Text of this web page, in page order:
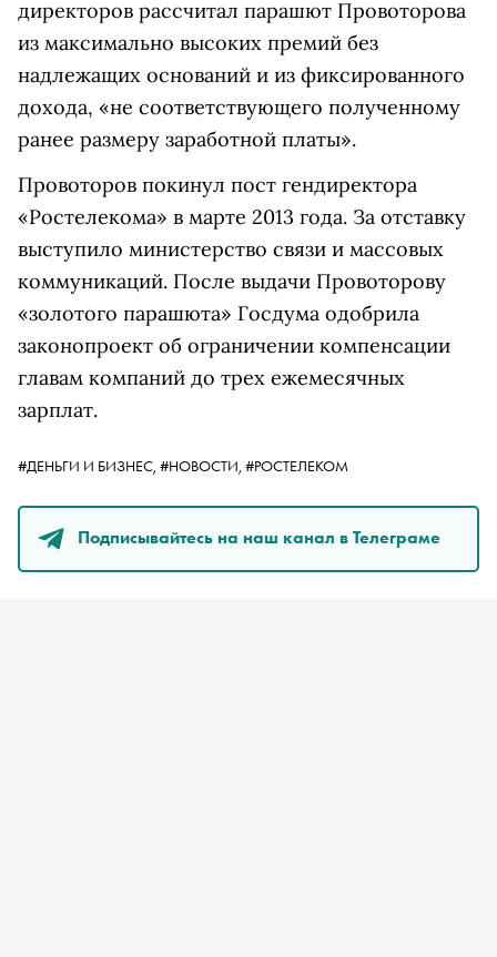
директоров рассчитал парашют Провоторова
из максимально высоких премий без
надлежащих оснований и из фиксированного
дохода, «не соответствующего полученному
ранее размеру заработной платы».
Провоторов покинул пост гендиректора
«Ростелекома» в марте 2013 года. За отставку
выступило министерство связи и массовых
коммуникаций. После выдачи Провоторову
«золотого парашюта» Госдума одобрила
законопроект об ограничении компенсации
главам компаний до трех ежемесячных
зарплат.
#ДЕНЬГИ И БИЗНЕС, #НОВОСТИ, #РОСТЕЛЕКОМ
Подписывайтесь на наш канал в Телеграме